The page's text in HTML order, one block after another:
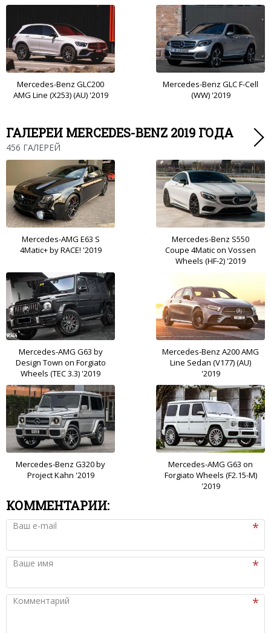
Mercedes-Benz GLC200
AMG Line (X253) (AU) '2019
Mercedes-Benz GLC F-Cell
(WW) '2019
ГАЛЕРЕИ MERCEDES-BENZ 2019 ГОДА
456 ГАЛЕРЕЙ
Mercedes-AMG E63 S
4Matic+ by RACE! '2019
Mercedes-Benz S550
Coupe 4Matic on Vossen
Wheels (HF-2) '2019
Mercedes-AMG G63 by
Design Town on Forgiato
Wheels (TEC 3.3) '2019
Mercedes-Benz A200 AMG
Line Sedan (V177) (AU)
'2019
Mercedes-Benz G320 by
Project Kahn '2019
Mercedes-AMG G63 on
Forgiato Wheels (F2.15-M)
'2019
КОММЕНТАРИИ:
Ваш e-mail
Ваше имя
Комментарий